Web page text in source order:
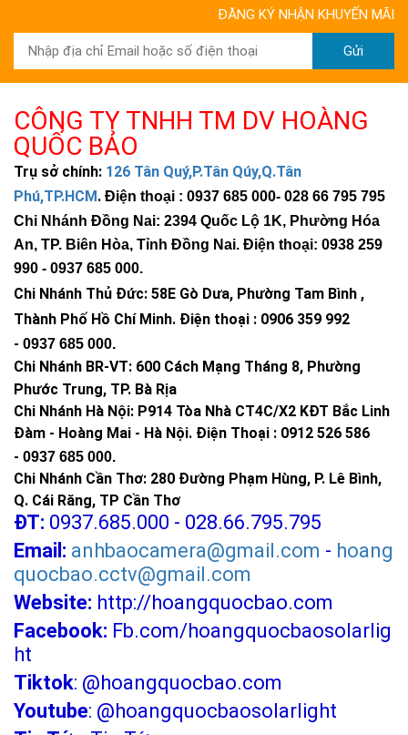
phần đế đen của đèn lên cột, tường hoặc cọc tiêu. Đảm
bảo đế đèn vững chắc, không bị xoay do gió.
Kiểm tra hoạt động:Che tấm pin lại để kiểm tra đèn có
năng.
Bảo quản
Vệ sinh tấm pin định kỳ 1–2 tháng/lần:
chim hoặc lớp màng dầu bám lên tấm pin có thể giảm
hiệu suất sạc đến 30–50%. Bạn nên dùng khăn mềm ẩm
lau nhẹ, không dùng vật sắc nhọn.
Kiểm tra đầu nối ốc vít sau mùa mưa:
đèn không bị lỏng do rung động của xe cộ hoặc gió bão.
Không sơn che bề mặt tấm pin:
trực tiếp với ánh sáng để hoạt động.
Tại sao nên mua đèn chớp năng lượng mặt
trời tại Hoàng Quốc Bảo?
ĐĂNG KÝ NHẬN KHUYẾN MÃI
Gửi
CÔNG TY TNHH TM DV HOÀNG
QUỐC BẢO
Trụ sở chính: 126 Tân Quý,P.Tân Qúy,Q.Tân
Phú,TP.HCM. Điện thoại : 0937 685 000- 028 66 795 795
Chi Nhánh Đồng Nai: 2394 Quốc Lộ 1K, Phường Hóa
An, TP. Biên Hòa, Tỉnh Đồng Nai. Điện thoại: 0938 259
990 - 0937 685 000.
Chi Nhánh Thủ Đức: 58E Gò Dưa, Phường Tam Bình ,
Thành Phố Hồ Chí Minh. Điện thoại : 0906 359 992
- 0937 685 000.
Chi Nhánh BR-VT: 600 Cách Mạng Tháng 8, Phường
Phước Trung, TP. Bà Rịa
Chi Nhánh Hà Nội: P914 Tòa Nhà CT4C/X2 KĐT Bắc Linh
Đàm - Hoàng Mai - Hà Nội. Điện Thoại : 0912 526 586
- 0937 685 000.
Chi Nhánh Cần Thơ: 280 Đường Phạm Hùng, P. Lê Bình,
Q. Cái Răng, TP Cần Thơ
ĐT: 0937.685.000 - 028.66.795.795
Email: anhbaocamera@gmail.com - hoang
quocbao.cctv@gmail.com
Website: http://hoangquocbao.com
Facebook: Fb.com/hoangquocbaosolarlig
ht
Tiktok: @hoangquocbao.com
Youtube: @hoangquocbaosolarlight